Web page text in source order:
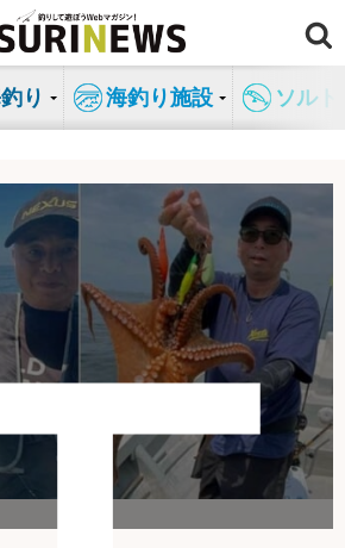
り 海釣り施設 ソル